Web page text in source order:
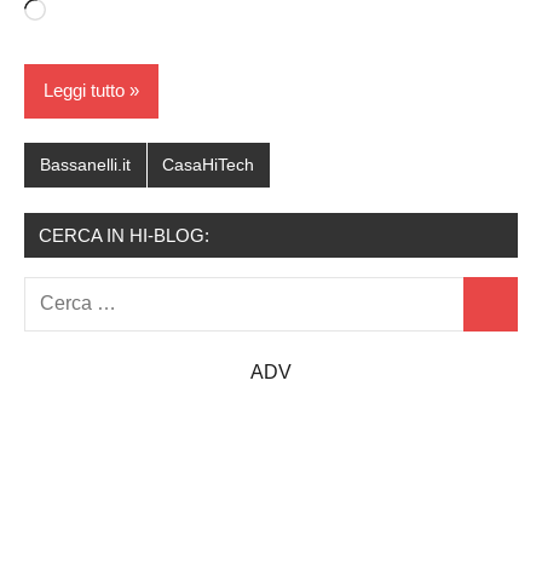
Caricamento
corso…
Leggi tutto
Bassanelli.it CasaHiTech
CERCA IN HI-BLOG:
Ricerca
per:
ADV